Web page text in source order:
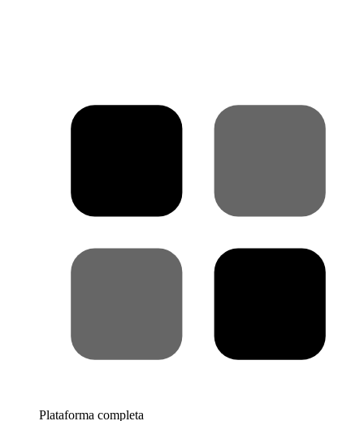
Plataforma completa